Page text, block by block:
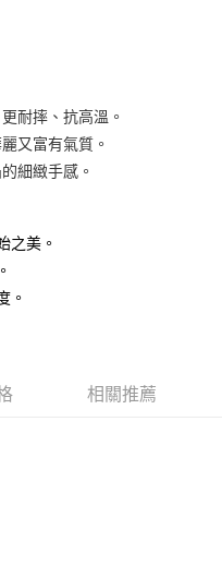
」的支付方式。 讓您購物簡單
值。
，將跳轉至「AFTEE先享後付」
但若您需要取消訂單，請聯絡
耐摔、抗高溫。
又富有氣質。
細緻手感。
之美。
。
相關推薦